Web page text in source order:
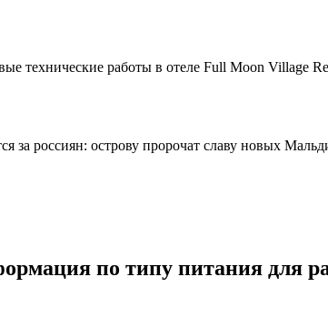
технические работы в отеле Full Moon Village
за россиян: острову пророчат славу новых
по типу питания для